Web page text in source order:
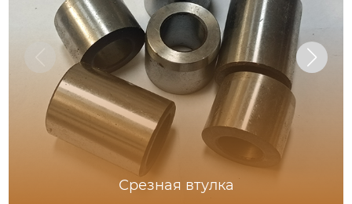
Срезная втулка